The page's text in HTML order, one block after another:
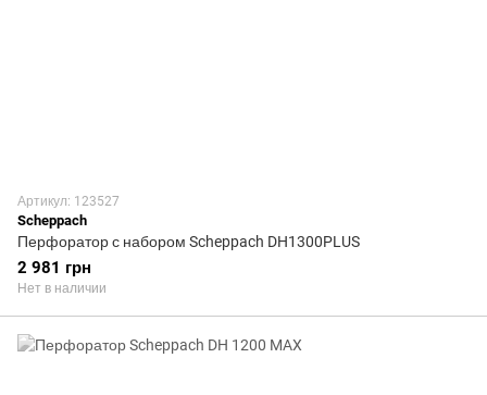
Артикул: 123527
Scheppach
Перфоратор с набором Scheppach DH1300PLUS
2 981 грн
Нет в наличии